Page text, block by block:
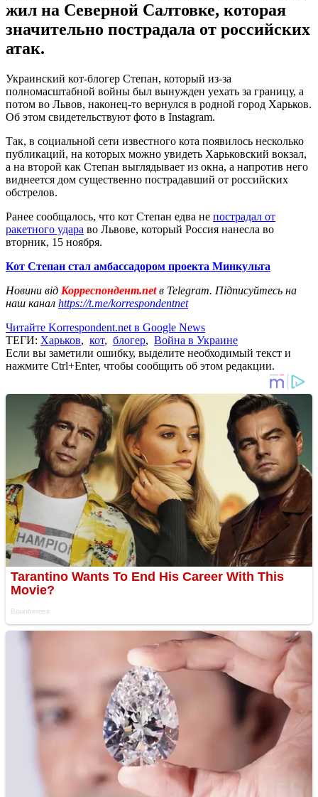
жил на Северной Салтовке, которая
значительно пострадала от российских
атак.
Украинский кот-блогер Степан, который из-за
полномасштабной войны был вынужден уехать за границу, а
потом во Львов, наконец-то вернулся в родной город Харьков.
Об этом свидетельствуют фото в Instagram.
Так, в социальной сети известного кота появилось несколько
публикаций, на которых можно увидеть Харьковский вокзал,
а на второй как Степан выглядывает из окна, а напротив него
виднеется дом существенно пострадавший от российских
обстрелов.
Ранее сообщалось, что кот Степан едва не пострадал от
ракетного удара во Львове, который Россия нанесла во
вторник, 15 ноября.
Кот Степан стал амбассадором проекта Минкульта
Новини від Корреспондент.netв Telegram. Підписуйтесь на
наш канал https://t.me/korrespondentnet
Читайте Korrespondent.net в Google News
ТЕГИ: Харьков, кот, блогер, Война в Украине
Если вы заметили ошибку, выделите необходимый текст и
нажмите Ctrl+Enter, чтобы сообщить об этом редакции.